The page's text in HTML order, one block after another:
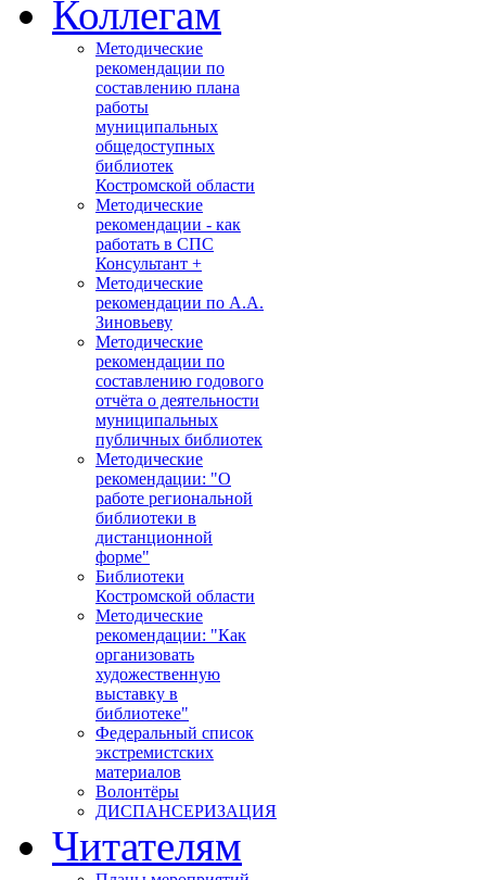
Коллегам
Методические
рекомендации по
составлению плана
работы
муниципальных
общедоступных
библиотек
Костромской области
Методические
рекомендации - как
работать в СПС
Консультант +
Методические
рекомендации по А.А.
Зиновьеву
Методические
рекомендации по
составлению годового
отчёта о деятельности
муниципальных
публичных библиотек
Методические
рекомендации: "О
работе региональной
библиотеки в
дистанционной
форме"
Библиотеки
Костромской области
Методические
рекомендации: "Как
организовать
художественную
выставку в
библиотеке"
Федеральный список
экстремистских
материалов
Волонтёры
ДИСПАНСЕРИЗАЦИЯ
Читателям